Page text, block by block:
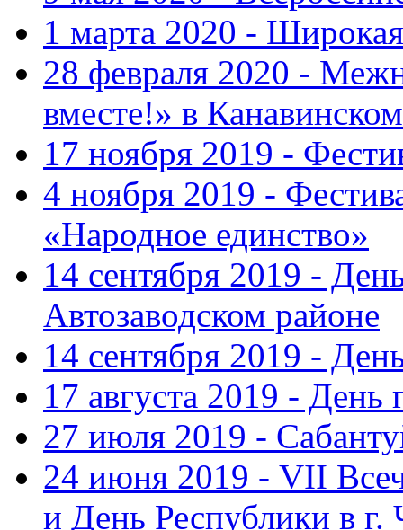
1 марта 2020 -
28 февраля 2020 -
вместе!» в
17 ноября 2019 -
4 ноября 2019 -
«Народное единство»
14 сентября 2019 -
Автозаводском районе
14 сентября 2019 -
17 августа 2019 -
27 июля 2019 -
24 июня 2019 - VII
и День Республики в г.